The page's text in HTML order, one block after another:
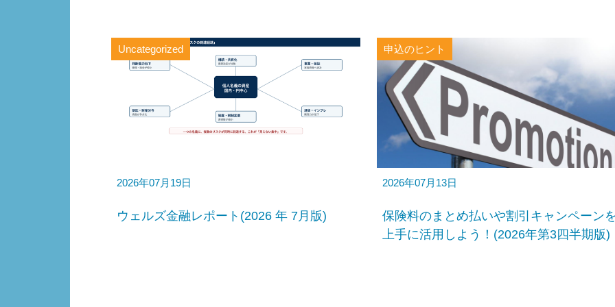
Uncategorized
2026年07月19日
ウェルズ金融レポート(2026 年 7月版)
申込のヒント
2026年07月13日
保険料のまとめ払いや割引キャンペーン
上手に活用しよう！(2026年第3四半期版)